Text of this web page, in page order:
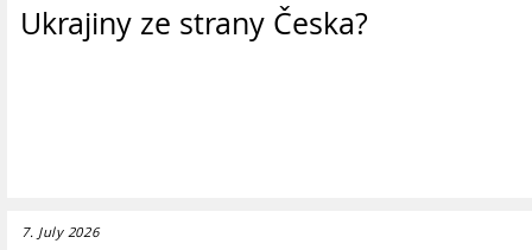
Ukrajiny ze strany Česka?
7. July 2026